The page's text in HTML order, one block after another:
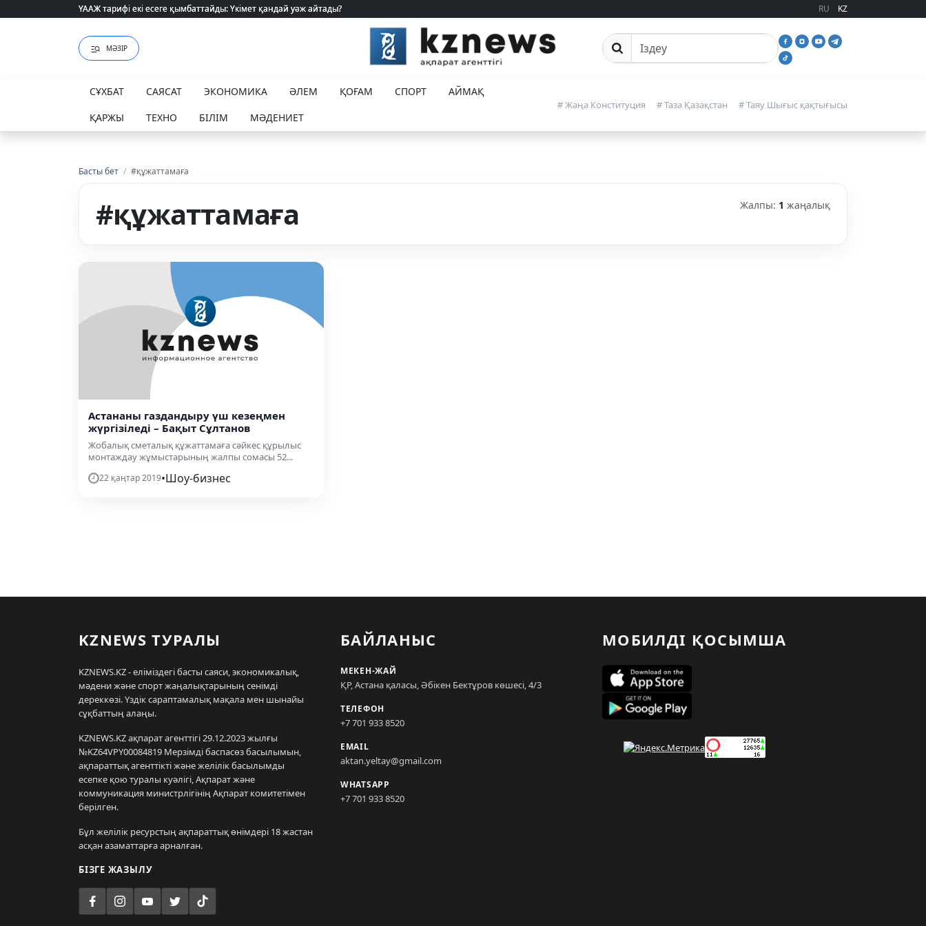
ҮААЖ тарифі екі есеге қымбаттайды: Үкімет қандай уәж айтады?
ҮААЖ тарифі екі есеге қымбаттайды: Үкімет қандай уәж айтады? RU KZ
МӘЗІР Сайттан іздеу
СҰХБАТ САЯСАТ ЭКОНОМИКА ӘЛЕМ ҚОҒАМ СПОРТ
АЙМАҚ
ҚАРЖЫ
ТЕХНО БІЛІМ МӘДЕНИЕТ
# Жаңа Конституция # Таза Қазақстан # Таяу Шығыс қақтығысы
Басты бет / #құжаттамаға
#құжаттамаға Жалпы: 1 жаңалық
Астананы газдандыру үш кезеңмен
жүргізіледі – Бақыт Сұлтанов
Жобалық сметалық құжаттамаға сәйкес құрылыс
монтаждау жұмыстарының жалпы сомасы 52...
22 қаңтар 2019•Шоу-бизнес
KZNEWS ТУРАЛЫ
KZNEWS.KZ - еліміздегі басты саяси, экономикалық,
мәдени және спорт жаңалықтарының сенімді
дереккөзі. Үздік сараптамалық мақала мен шынайы
сұқбаттың алаңы.
KZNEWS.KZ ақпарат агенттігі 29.12.2023 жылғы
№KZ64VPY00084819 Мерзімді баспасөз басылымын,
ақпараттық агенттікті және желілік басылымды
есепке қою туралы куәлігі, Ақпарат және
коммуникация министрлігінің Ақпарат комитетімен
берілген.
Бұл желілік ресурстың ақпараттық өнімдері 18 жастан
асқан азаматтарға арналған.
БІЗГЕ ЖАЗЫЛУ
БАЙЛАНЫС
МЕКЕН-ЖАЙ
ҚР, Астана қаласы, Әбікен Бектұров көшесі, 4/3
ТЕЛЕФОН
+7 701 933 8520
EMAIL
aktan.yeltay@gmail.com
WHATSAPP
+7 701 933 8520
МОБИЛДІ ҚОСЫМША